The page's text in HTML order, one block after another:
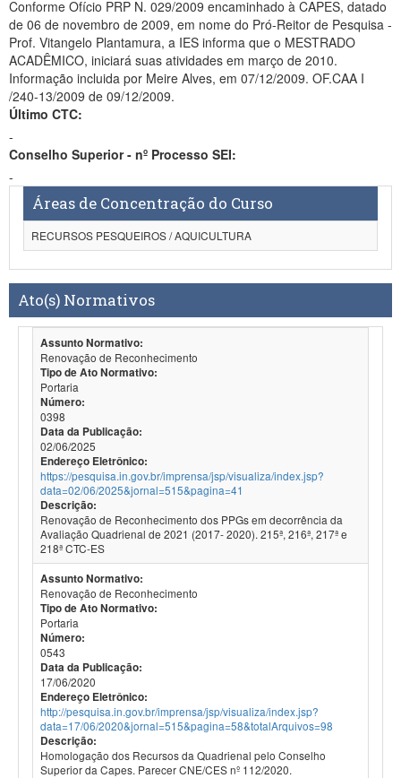
Conforme Ofício PRP N. 029/2009 encaminhado à CAPES, datado
de 06 de novembro de 2009, em nome do Pró-Reitor de Pesquisa -
Prof. Vitangelo Plantamura, a IES informa que o MESTRADO
ACADÊMICO, iniciará suas atividades em março de 2010.
Informação incluida por Meire Alves, em 07/12/2009. OF.CAA I
/240-13/2009 de 09/12/2009.
Último CTC:
-
Conselho Superior - nº Processo SEI:
-
Áreas de Concentração do Curso
RECURSOS PESQUEIROS / AQUICULTURA
Ato(s) Normativos
Assunto Normativo:
Renovação de Reconhecimento
Tipo de Ato Normativo:
Portaria
Número:
0398
Data da Publicação:
02/06/2025
Endereço Eletrônico:
https://pesquisa.in.gov.br/imprensa/jsp/visualiza/index.jsp?
data=02/06/2025&jornal=515&pagina=41
Descrição:
Renovação de Reconhecimento dos PPGs em decorrência da
Avaliação Quadrienal de 2021 (2017- 2020). 215ª, 216ª, 217ª e
218ª CTC-ES
Assunto Normativo:
Renovação de Reconhecimento
Tipo de Ato Normativo:
Portaria
Número:
0543
Data da Publicação:
17/06/2020
Endereço Eletrônico:
http://pesquisa.in.gov.br/imprensa/jsp/visualiza/index.jsp?
data=17/06/2020&jornal=515&pagina=58&totalArquivos=98
Descrição:
Homologação dos Recursos da Quadrienal pelo Conselho
Superior da Capes. Parecer CNE/CES nº 112/2020.